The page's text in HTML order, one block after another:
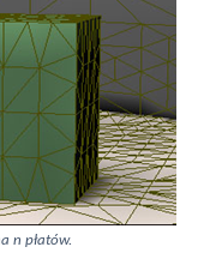
n płatów.